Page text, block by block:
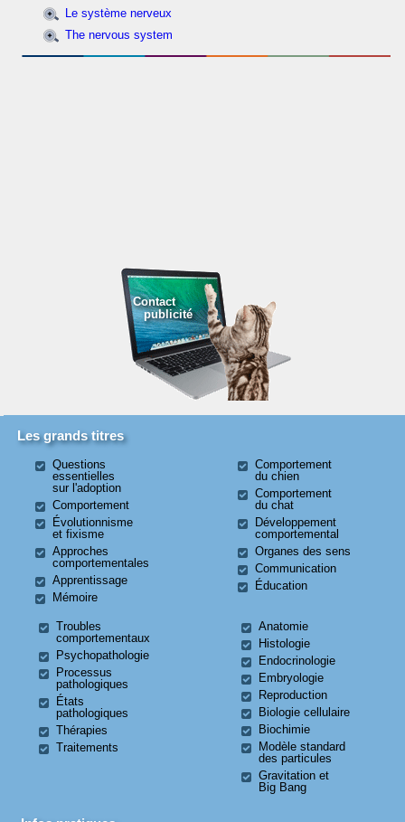
Le système nerveux
The nervous system
Contact
publicité
Les grands titres
Questions
essentielles
sur l'adoption
Comportement
Évolutionnisme
et fixisme
Approches
comportementales
Apprentissage
Mémoire
Comportement
du chien
Comportement
du chat
Développement
comportemental
Organes des sens
Communication
Éducation
Troubles
comportementaux
Psychopathologie
Processus
pathologiques
États
pathologiques
Thérapies
Traitements
Anatomie
Histologie
Endocrinologie
Embryologie
Reproduction
Biologie cellulaire
Biochimie
Modèle standard
des particules
Gravitation et
Big Bang